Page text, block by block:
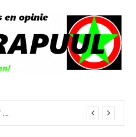
Gedachtenis van Peter Faber
Todd Blanche benoemd tot Attorney General